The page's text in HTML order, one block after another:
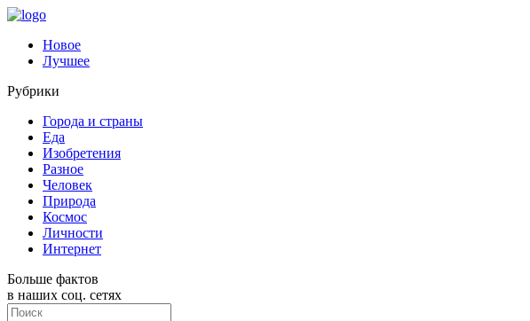
Новое
Лучшее
Рубрики
Города и страны
Еда
Изобретения
Разное
Человек
Природа
Космос
Личности
Интернет
Больше фактов
в наших соц. сетях